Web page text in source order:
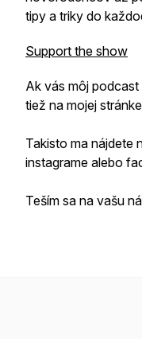
tipy a triky do
Support the show
Ak vás môj
tiež na mojej
Takisto ma nájdete
instagrame alebo
Teším sa na vašu